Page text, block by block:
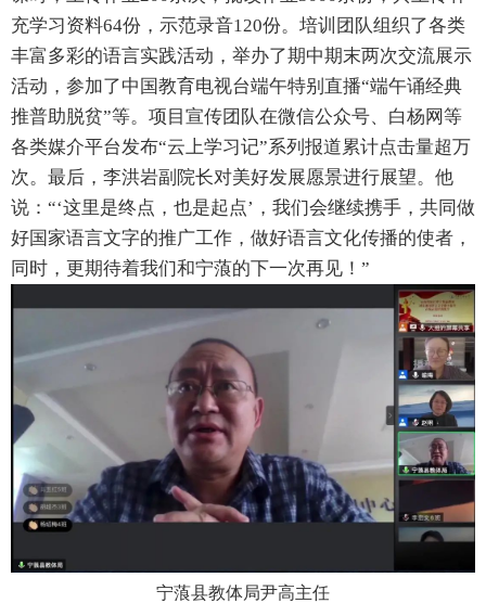
充学习资料64份，示范录音120份。培训团队组织了各类
丰富多彩的语言实践活动，举办了期中期末两次交流展示
活动，参加了中国教育电视台端午特别直播“端午诵经典
推普助脱贫”等。项目宣传团队在微信公众号、白杨网等
各类媒介平台发布“云上学习记”系列报道累计点击量超万
次。最后，李洪岩副院长对美好发展愿景进行展望。他
说：“‘这里是终点，也是起点’，我们会继续携手，共同做
好国家语言文字的推广工作，做好语言文化传播的使者，
同时，更期待着我们和宁蒗的下一次再见！”
宁蒗县教体局尹高主任